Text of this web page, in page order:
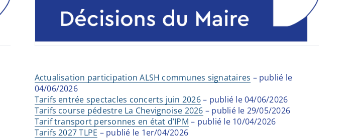
Actualisation participation ALSH communes signataires – publié le
04/06/2026
Tarifs entrée spectacles concerts juin 2026– publié le 04/06/2026
Tarifs course pédestre La Chevignoise 2026 – publié le 29/05/2026
Tarif transport personnes en état d’IPM – publié le 10/04/2026
Tarifs 2027 TLPE – publié le 1er/04/2026